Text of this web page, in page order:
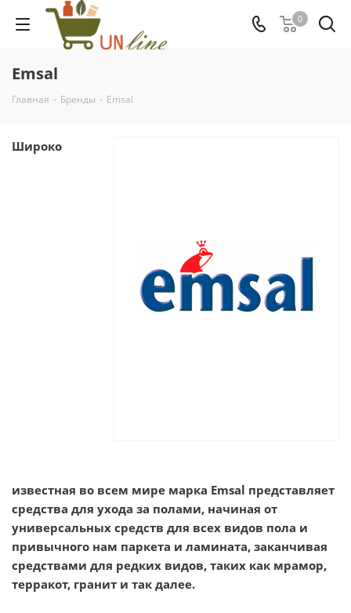
0
Emsal
Главная - Бренды - Emsal
Широко
известная во всем мире марка Еmsal представляет
средства для ухода за полами, начиная от
универсальных средств для всех видов пола и
привычного нам паркета и ламината, заканчивая
средствами для редких видов, таких как мрамор,
терракот, гранит и так далее.